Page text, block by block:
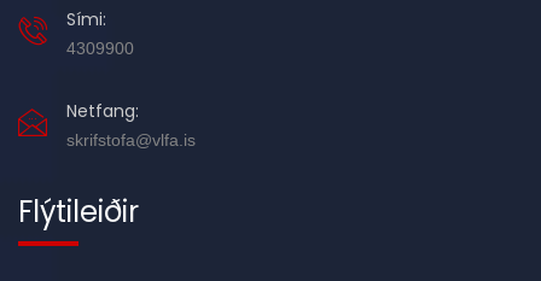
Sími:
4309900
Netfang:
skrifstofa@vlfa.is
Flýtileiðir